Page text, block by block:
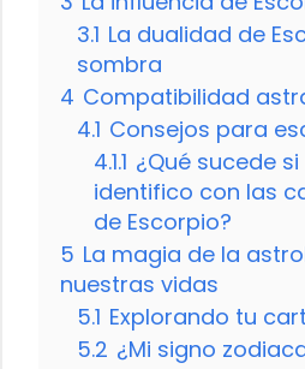
3.1 La dualidad de
sombra
4 Compatibilidad
4.1 Consejos para
4.1.1 ¿Qué sucede
identifico con las
de Escorpio?
5 La magia de la
nuestras vidas
5.1 Explorando tu
5.2 ¿Mi signo